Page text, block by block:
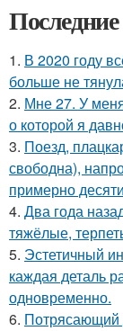
1. В 2020 году
больше не
2. Мне 27. У
о которой я
3. Поезд,
свободна),
примерно
4. Два года
тяжёлые,
5. Эстетичный
каждая деталь
одновременно.
6. Потрясающий